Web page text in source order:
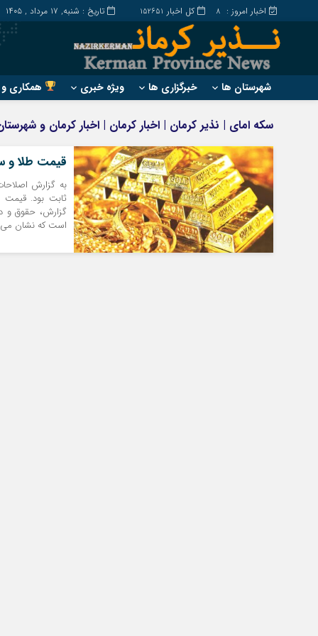
کل اخبار 152651 اخبار امروز : 8 تاریخ : شنبه, ۱۷ مرداد , ۱۴۰۵
شهرستان ها خبرگزاری ها ویژه خبری همکاری و
انار
بافت
بردسیر
جیرفت
رابر
راور
سکه امای | نذیر کرمان | اخبار کرمان | اخبار کرمان و
قیمت طلا و سکه ۱۲ مهر ۱۴۰۳ |
گزارش، حقوق و
است که نشان